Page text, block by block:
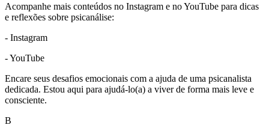
Acompanhe mais conteúdos no Instagram e no YouTube para dicas
e reflexões sobre psicanálise:
- Instagram
- YouTube
Encare seus desafios emocionais com a ajuda de uma psicanalista
dedicada. Estou aqui para ajudá-lo(a) a viver de forma mais leve e
consciente.
B